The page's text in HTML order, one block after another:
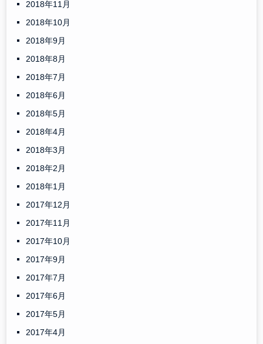
2018年11月
2018年10月
2018年9月
2018年8月
2018年7月
2018年6月
2018年5月
2018年4月
2018年3月
2018年2月
2018年1月
2017年12月
2017年11月
2017年10月
2017年9月
2017年7月
2017年6月
2017年5月
2017年4月